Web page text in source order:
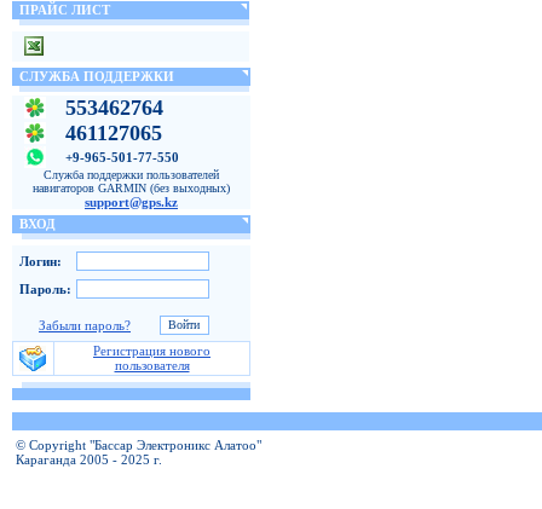
ПРАЙС ЛИСТ
СЛУЖБА ПОДДЕРЖКИ
553462764
461127065
+9-965-501-77-550
Служба поддержки пользователей
навигаторов GARMIN (без выходных)
support@gps.kz
ВХОД
Логин:
Пароль:
Забыли пароль?
Регистрация нового
пользователя
© Copyright "Бассар Электроникс Алатоо"
Караганда 2005 - 2025 г.